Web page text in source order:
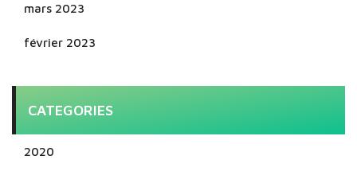
mars 2023
février 2023
CATEGORIES
2020